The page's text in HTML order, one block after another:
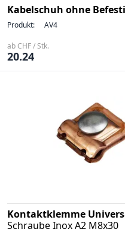
Kabelschuh ohne
Produkt: AV4
ab CHF / Stk.
20.24
Kontaktklemme
Schraube Inox A2 M8x30